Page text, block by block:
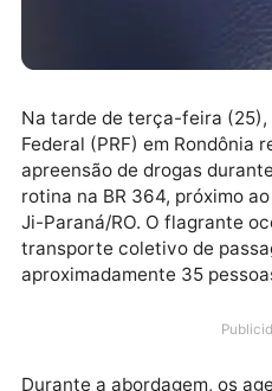
Na tarde de terça-feira
Federal (PRF) em
rotina na BR 364,